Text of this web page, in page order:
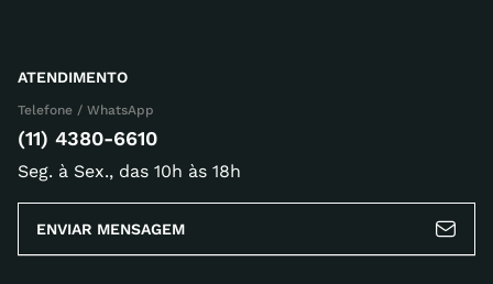
ATENDIMENTO
Telefone / WhatsApp
(11) 4380-6610
Seg. à Sex., das 10h às 18h
ENVIAR MENSAGEM